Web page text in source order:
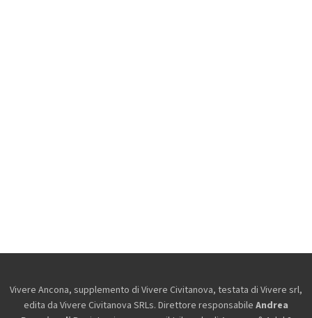
Vivere Ancona, supplemento di Vivere Civitanova, testata di Vivere srl,
edita da Vivere Civitanova SRLs. Direttore responsabile Andrea